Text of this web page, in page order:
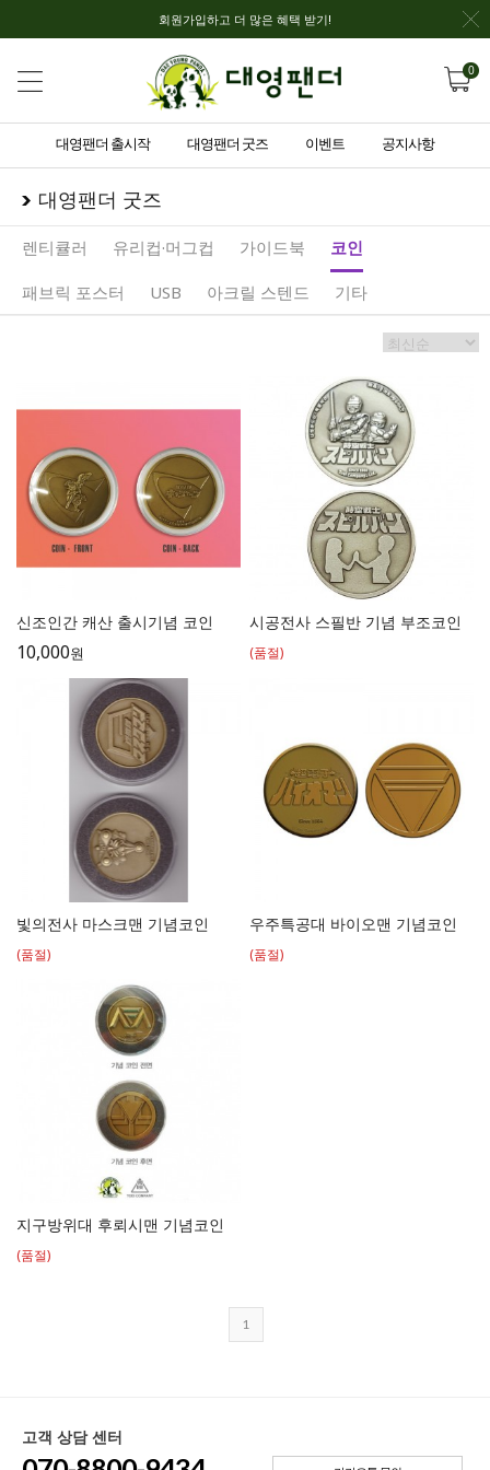
회원가입하고 더 많은 혜택 받기!
0
대영팬더 출시작 대영팬더 굿즈 이벤트 공지사항
대영팬더 굿즈
렌티큘러 유리컵·머그컵 가이드북 코인
패브릭 포스터 USB 아크릴 스텐드 기타
신조인간 캐산 출시기념 코인
10,000원
시공전사 스필반 기념 부조코인
(품절)
빛의전사 마스크맨 기념코인
(품절)
우주특공대 바이오맨 기념코인
(품절)
지구방위대 후뢰시맨 기념코인
(품절)
1
고객 상담 센터